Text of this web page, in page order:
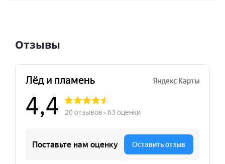
Отзывы